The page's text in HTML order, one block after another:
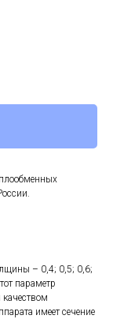
– 0,4; 0,5; 0,6;
параметр
качеством
имеет сечение